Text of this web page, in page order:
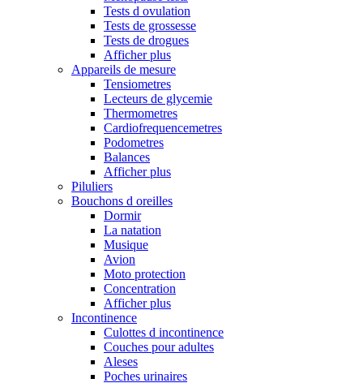
Tests d ovulation
Tests de grossesse
Tests de drogues
Afficher plus
Appareils de mesure
Tensiometres
Lecteurs de glycemie
Thermometres
Cardiofrequencemetres
Podometres
Balances
Afficher plus
Piluliers
Bouchons d oreilles
Dormir
La natation
Musique
Avion
Moto protection
Concentration
Afficher plus
Incontinence
Culottes d incontinence
Couches pour adultes
Aleses
Poches urinaires